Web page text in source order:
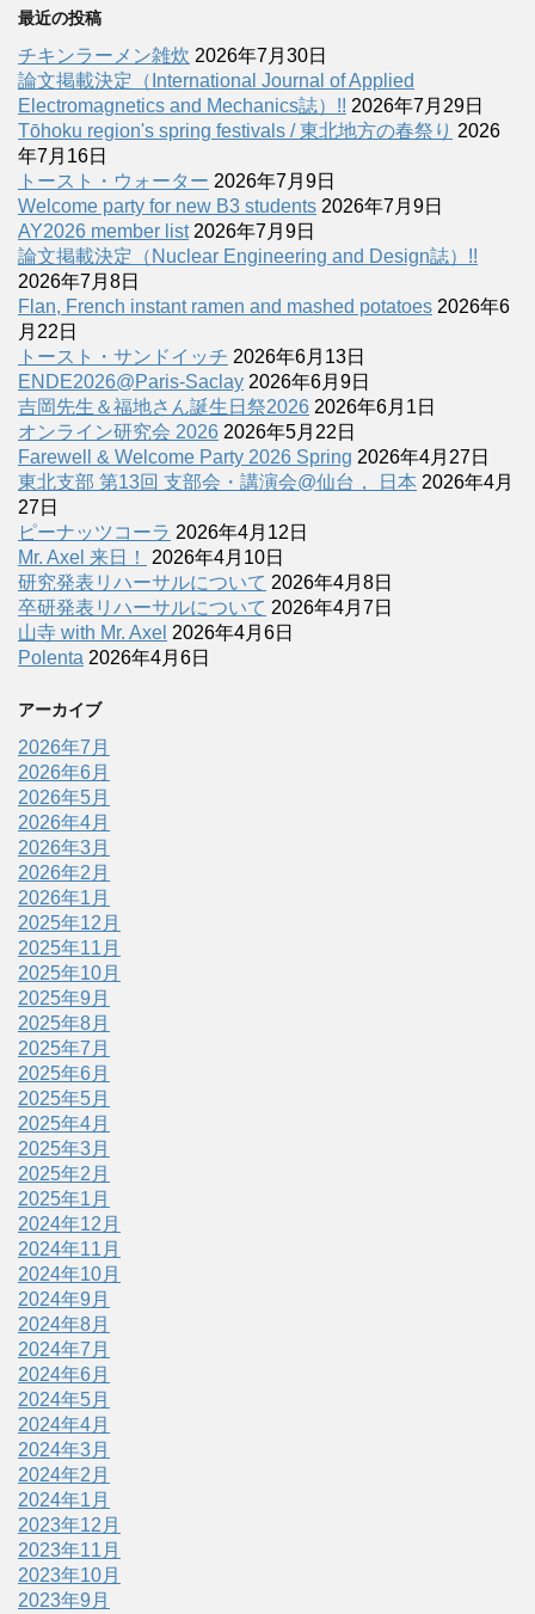
最近の投稿
チキンラーメン雑炊 2026年7月30日
論文掲載決定（International Journal of Applied
Electromagnetics and Mechanics誌）!! 2026年7月29日
Tōhoku region's spring festivals / 東北地方の春祭り 2026
年7月16日
トースト・ウォーター 2026年7月9日
Welcome party for new B3 students 2026年7月9日
AY2026 member list 2026年7月9日
論文掲載決定（Nuclear Engineering and Design誌）!!
2026年7月8日
Flan, French instant ramen and mashed potatoes 2026年6
月22日
トースト・サンドイッチ 2026年6月13日
ENDE2026@Paris-Saclay 2026年6月9日
吉岡先生＆福地さん誕生日祭2026 2026年6月1日
オンライン研究会 2026 2026年5月22日
Farewell & Welcome Party 2026 Spring 2026年4月27日
東北支部 第13回 支部会・講演会@仙台， 日本 2026年4月
27日
ピーナッツコーラ 2026年4月12日
Mr. Axel 来日！
2026年4月10日
研究発表リハーサルについて 2026年4月8日
卒研発表リハーサルについて 2026年4月7日
山寺 with Mr. Axel 2026年4月6日
Polenta 2026年4月6日
アーカイブ
2026年7月
2026年6月
2026年5月
2026年4月
2026年3月
2026年2月
2026年1月
2025年12月
2025年11月
2025年10月
2025年9月
2025年8月
2025年7月
2025年6月
2025年5月
2025年4月
2025年3月
2025年2月
2025年1月
2024年12月
2024年11月
2024年10月
2024年9月
2024年8月
2024年7月
2024年6月
2024年5月
2024年4月
2024年3月
2024年2月
2024年1月
2023年12月
2023年11月
2023年10月
2023年9月